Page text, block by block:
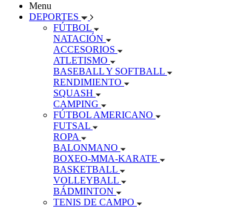
Menu
DEPORTES
FÚTBOL
NATACIÓN
ACCESORIOS
ATLETISMO
BASEBALL Y SOFTBALL
RENDIMIENTO
SQUASH
CAMPING
FÚTBOL AMERICANO
FUTSAL
ROPA
BALONMANO
BOXEO-MMA-KARATE
BASKETBALL
VOLLEYBALL
BÁDMINTON
TENIS DE CAMPO